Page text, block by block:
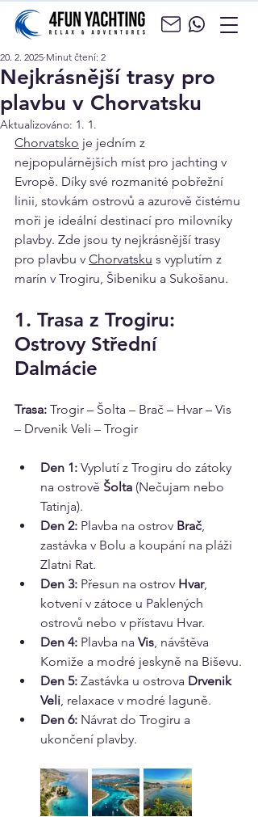
Nejkrásnější trasy pro
plavbu v Chorvatsku
20. 2. 2025 Minut čtení: 2
Aktualizováno: 1. 1.
Chorvatsko je jedním z
nejpopulárnějších míst pro jachting v
Evropě. Díky své rozmanité pobřežní
linii, stovkám ostrovů a azurově čistému
moři je ideální destinací pro milovníky
plavby. Zde jsou ty nejkrásnější trasy
pro plavbu v Chorvatsku s vyplutím z
marín v Trogiru, Šibeniku a Sukošanu.
1. Trasa z Trogiru:
Ostrovy Střední
Dalmácie
Trasa: Trogir – Šolta – Brač – Hvar – Vis
– Drvenik Veli – Trogir
Den 1: Vyplutí z Trogiru do zátoky
na ostrově Šolta (Nečujam nebo
Tatinja).
Den 2: Plavba na ostrov Brač,
zastávka v Bolu a koupání na pláži
Zlatni Rat.
Den 3: Přesun na ostrov Hvar,
kotvení v zátoce u Paklených
ostrovů nebo v přístavu Hvar.
Den 4: Plavba na Vis, návštěva
Komiže a modré jeskyně na Biševu.
Den 5: Zastávka u ostrova Drvenik
Veli, relaxace v modré laguně.
Den 6: Návrat do Trogiru a
ukončení plavby.